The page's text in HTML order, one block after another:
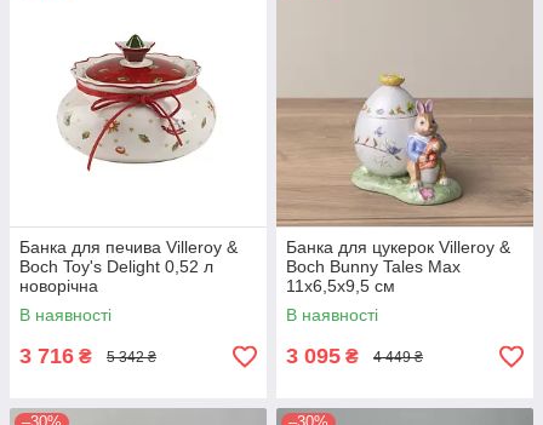
Банка для печива Villeroy &
Boch Toy's Delight 0,52 л
новорічна
В наявності
3 716 ₴ 5 342 ₴
Банка для цукерок Villeroy &
Boch Bunny Tales Max
11x6,5х9,5 см
В наявності
3 095 ₴ 4 449 ₴